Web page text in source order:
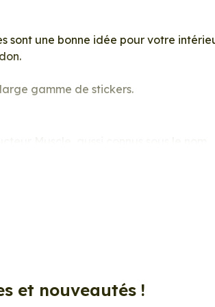
sont une bonne idée pour votre
gamme de stickers.
votre véhicule.
et nouveautés !